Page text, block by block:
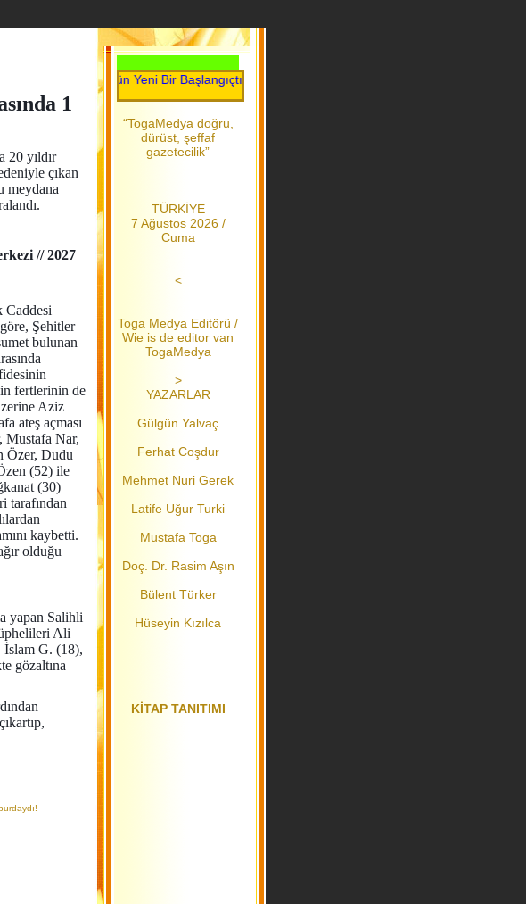
1
20 yıldır
çıkan
meydana
// 2027
Caddesi
Şehitler
bulunan
fertlerinin de
Aziz
ateş açması
Mustafa Nar,
Özer, Dudu
(52) ile
(30)
tarafından
kaybetti.
olduğu
yapan Salihli
Ali
G. (18),
gözaltına
Her Gün Yeni Bir Başlangıçtır.....Toga Medya.....2006 dan bu yana
“TogaMedya doğru,
dürüst, şeffaf
gazetecilik”
TÜRKİYE
7 Ağustos 2026 /
Cuma
<
Toga Medya Editörü /
Wie is de editor van
TogaMedya
>
YAZARLAR
Gülgün Yalvaç
Ferhat Coşdur
Mehmet Nuri Gerek
Latife Uğur Turki
Mustafa Toga
Doç. Dr. Rasim Aşın
Bülent Türker
Hüseyin Kızılca
KİTAP TANITIMI